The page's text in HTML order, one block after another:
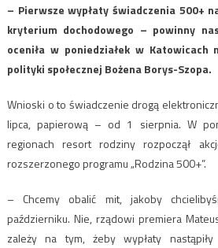
– Pierwsze wypłaty świadczenia 500+
kryterium dochodowego – powinny
oceniła w poniedziałek w
polityki społecznej Bożena Borys-Szopa.
Wnioski o to świadczenie drogą
lipca, papierową – od 1 sierpnia. W
regionach resort rodziny rozpoczął
rozszerzonego programu „Rodzina 500+”.
– Chcemy obalić mit, jakoby
październiku. Nie, rządowi premiera
zależy na tym, żeby wypłaty